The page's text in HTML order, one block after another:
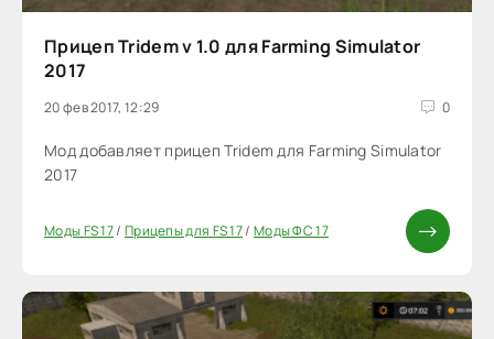
Прицеп Tridem v 1.0 для Farming Simulator
2017
20 фев 2017, 12:29 0
Мод добавляет прицеп Tridem для Farming Simulator
2017
Моды FS 17/ Прицепы для FS 17/ Моды ФС 17